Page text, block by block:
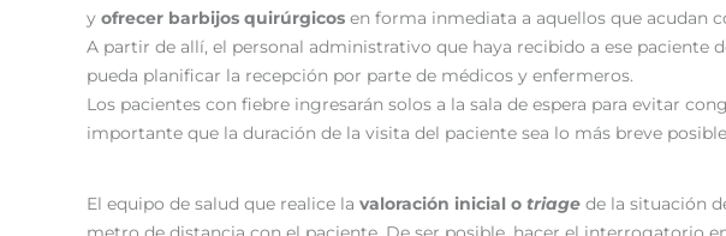
y ofrecer barbijos quirúrgicos en forma inmediata a aquellos que acudan
A partir de allí, el personal administrativo que haya recibido a ese paciente
pueda planificar la recepción por parte de médicos y enfermeros.
Los pacientes con fiebre ingresarán solos a la sala de espera para evitar
importante que la duración de la visita del paciente sea lo más breve
El equipo de salud que realice la valoración inicial o triage de la situación